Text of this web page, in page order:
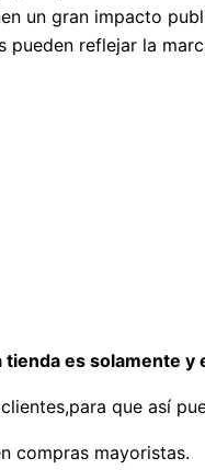
un gran impacto
reflejar la
es solamente y
que así
compras mayoristas.